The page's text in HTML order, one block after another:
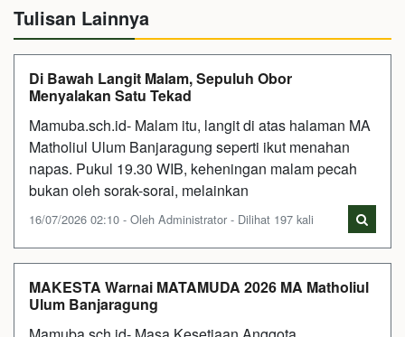
Tulisan Lainnya
Di Bawah Langit Malam, Sepuluh Obor
Menyalakan Satu Tekad
Mamuba.sch.id- Malam itu, langit di atas halaman MA
Matholiul Ulum Banjaragung seperti ikut menahan
napas. Pukul 19.30 WIB, keheningan malam pecah
bukan oleh sorak-sorai, melainkan
16/07/2026 02:10 - Oleh Administrator - Dilihat 197 kali
MAKESTA Warnai MATAMUDA 2026 MA Matholiul
Ulum Banjaragung